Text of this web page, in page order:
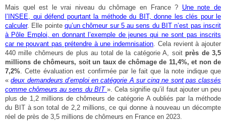
Mais quel est le vrai niveau du chômage en France ? Une note de
l’INSEE, qui défend pourtant la méthode du BIT, donne les clés pour le
calculer. Elle pointe qu’un chômeur sur 5 au sens du BIT n’est pas inscrit
à Pôle Emploi, en donnant l’exemple de jeunes qui ne sont pas inscrits
car ne pouvant pas prétendre à une indemnisation . Cela revient à ajouter
440 mille chômeurs de plus au total de la catégorie A, soit près de 3,5
millions de chômeurs, soit un taux de chômage de 11,4%, et non de
7,2% . Cette évaluation est confirmée par le fait que la note indique que
«deux demandeurs d’emploi en catégorie A sur cinq ne sont pas classés
comme chômeurs au sens du BIT ». Cela signifie qu’il faut ajouter un peu
plus de 1,2 millions de chômeurs de catégorie A oubliés par la méthode
du BIT à son total de 2,2 millions, ce qui donne à nouveau un décompte
réel de près de 3,5 millions de chômeurs en France en 2023.